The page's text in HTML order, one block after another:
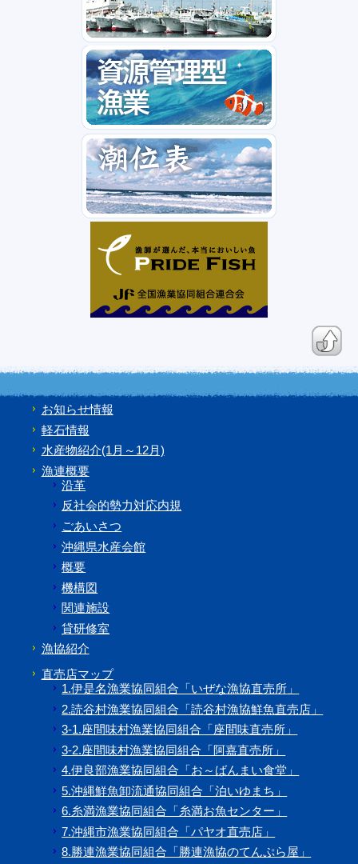
お知らせ情報
軽石情報
水産物紹介(1月～12月)
漁連概要
沿革
反社会的勢力対応内規
ごあいさつ
沖縄県水産会館
概要
機構図
関連施設
貸研修室
漁協紹介
直売店マップ
1.伊是名漁業協同組合「いぜな漁協直売所」
2.読谷村漁業協同組合「読谷村漁協鮮魚直売店」
3-1.座間味村漁業協同組合「座間味直売所」
3-2.座間味村漁業協同組合「阿嘉直売所」
4.伊良部漁業協同組合「お～ばんまい食堂」
5.沖縄鮮魚卸流通協同組合「泊いゆまち」
6.糸満漁業協同組合「糸満お魚センター」
7.沖縄市漁業協同組合「パヤオ直売店」
8.勝連漁業協同組合「勝連漁協のてんぷら屋」